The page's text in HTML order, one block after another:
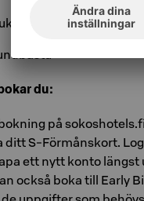
du:
på
ditt S-Förmånskort.
ett nytt konto längst
också boka till Early